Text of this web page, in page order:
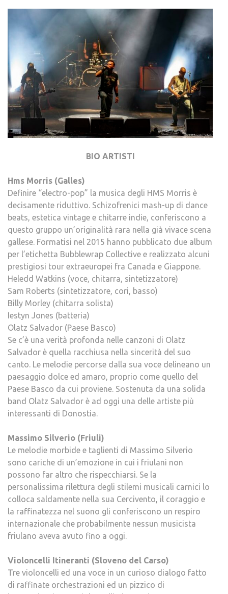
BIO ARTISTI
Hms Morris (Galles)
Definire “electro-pop” la musica degli HMS Morris è
decisamente riduttivo. Schizofrenici mash-up di dance
beats, estetica vintage e chitarre indie, conferiscono a
questo gruppo un’originalità rara nella già vivace scena
gallese. Formatisi nel 2015 hanno pubblicato due album
per l’etichetta Bubblewrap Collective e realizzato alcuni
prestigiosi tour extraeuropei fra Canada e Giappone.
Heledd Watkins (voce, chitarra, sintetizzatore)
Sam Roberts (sintetizzatore, cori, basso)
Billy Morley (chitarra solista)
Iestyn Jones (batteria)
Olatz Salvador (Paese Basco)
Se c’è una verità profonda nelle canzoni di Olatz
Salvador è quella racchiusa nella sincerità del suo
canto. Le melodie percorse dalla sua voce delineano un
paesaggio dolce ed amaro, proprio come quello del
Paese Basco da cui proviene. Sostenuta da una solida
band Olatz Salvador è ad oggi una delle artiste più
interessanti di Donostia.
Massimo Silverio (Friuli)
Le melodie morbide e taglienti di Massimo Silverio
sono cariche di un’emozione in cui i friulani non
possono far altro che rispecchiarsi. Se la
personalissima rilettura degli stilemi musicali carnici lo
colloca saldamente nella sua Cercivento, il coraggio e
la raffinatezza nel suono gli conferiscono un respiro
internazionale che probabilmente nessun musicista
friulano aveva avuto fino a oggi.
Violoncelli Itineranti (Sloveno del Carso)
Tre violoncelli ed una voce in un curioso dialogo fatto
di raffinate orchestrazioni ed un pizzico di